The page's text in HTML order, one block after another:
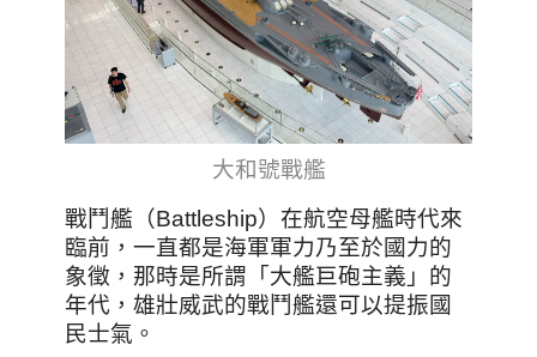
大和號戰艦
戰鬥艦（Battleship）在航空母艦時代來
臨前，一直都是海軍軍力乃至於國力的
象徵，那時是所謂「大艦巨砲主義」的
年代，雄壯威武的戰鬥艦還可以提振國
民士氣。